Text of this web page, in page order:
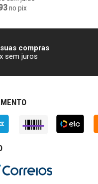
no pix
compras
sem juros